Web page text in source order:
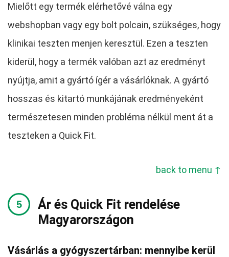
Mielőtt egy termék elérhetővé válna egy
webshopban vagy egy bolt polcain, szükséges, hogy
klinikai teszten menjen keresztül. Ezen a teszten
kiderül, hogy a termék valóban azt az eredményt
nyújtja, amit a gyártó ígér a vásárlóknak. A gyártó
hosszas és kitartó munkájának eredményeként
természetesen minden probléma nélkül ment át a
teszteken a Quick Fit.
back to menu ↑
Ár és Quick Fit rendelése
Magyarországon
Vásárlás a gyógyszertárban: mennyibe kerül